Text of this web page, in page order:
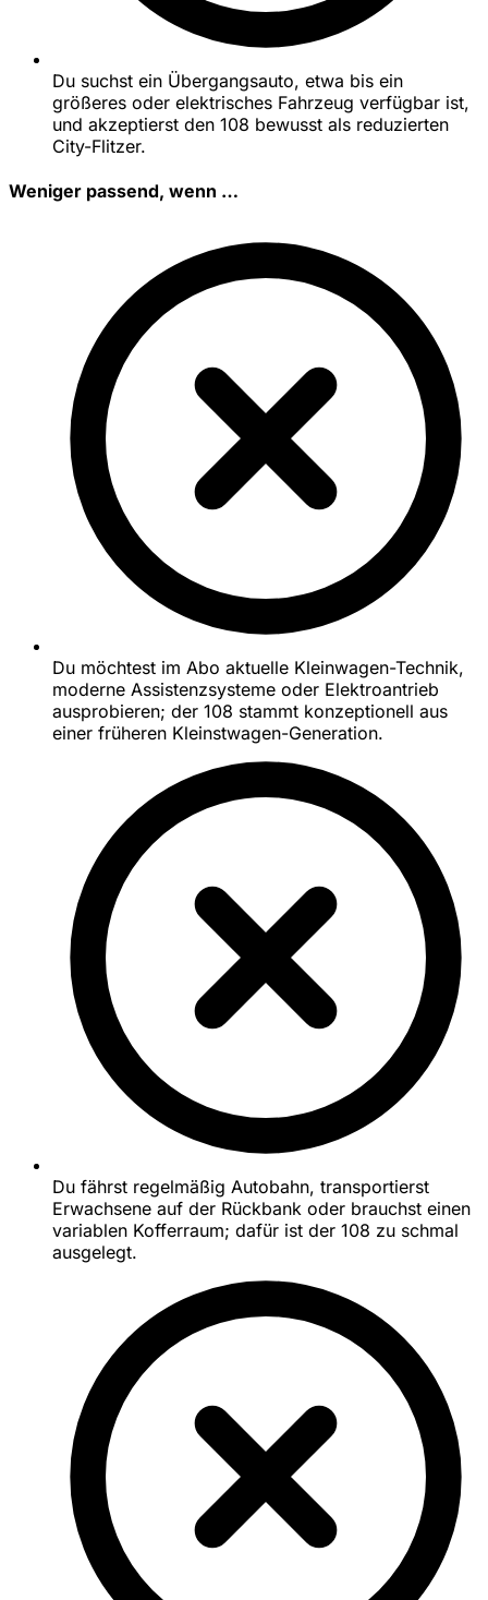
Du suchst ein Übergangsauto, etwa bis ein
größeres oder elektrisches Fahrzeug verfügbar ist,
und akzeptierst den 108 bewusst als reduzierten
City-Flitzer.
Weniger passend, wenn …
Du möchtest im Abo aktuelle Kleinwagen-Technik,
moderne Assistenzsysteme oder Elektroantrieb
ausprobieren; der 108 stammt konzeptionell aus
einer früheren Kleinstwagen-Generation.
Du fährst regelmäßig Autobahn, transportierst
Erwachsene auf der Rückbank oder brauchst einen
variablen Kofferraum; dafür ist der 108 zu schmal
ausgelegt.